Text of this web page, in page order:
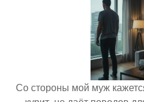
Со стороны мой муж